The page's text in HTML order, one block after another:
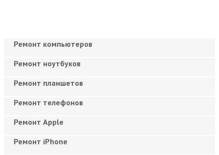
Ремонт компьютеров
Ремонт ноутбуков
Ремонт планшетов
Ремонт телефонов
Ремонт Apple
Ремонт iPhone